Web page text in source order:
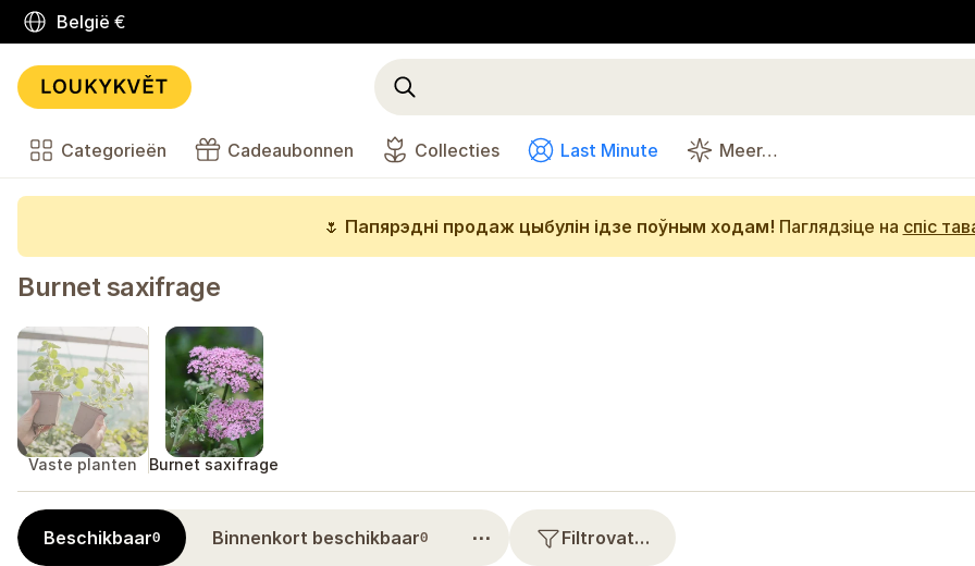
België €
Categorieën Cadeaubonnen Collecties Last Minute Meer…
🌷 Папярэдні продаж цыбулін ідзе поўным ходам! Паглядзіце на спіс
Burnet saxifrage
Vaste planten Burnet saxifrage
Beschikbaar0 Binnenkort beschikbaar0 ⋯ Filtrovat…